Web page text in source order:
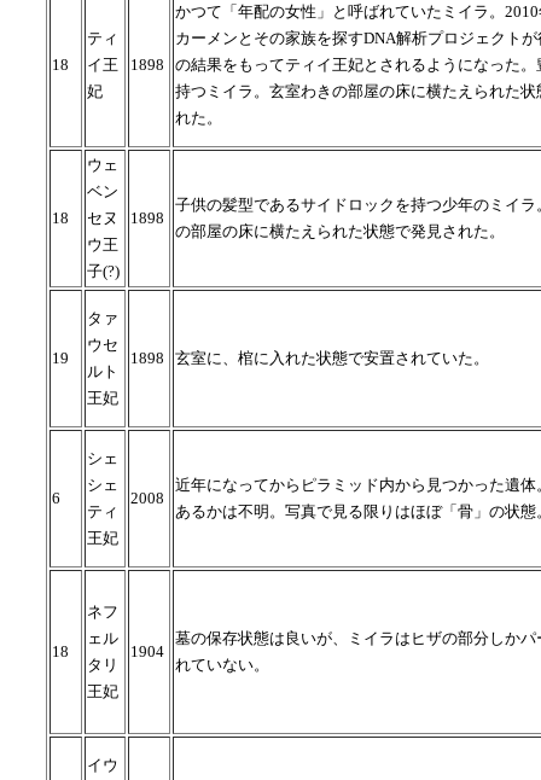
18
ティ
イ王
妃
1898
かつて「年配の女性」と呼ばれていたミイラ。
カーメンとその家族を探すDNA解析プロジェクト
の結果をもってティイ王妃とされるようになった。
持つミイラ。玄室わきの部屋の床に横たえられた状
れた。
18
ウェ
ベン
セヌ
ウ王
子(?)
1898
子供の髪型であるサイドロックを持つ少年のミイラ
の部屋の床に横たえられた状態で発見された。
19
タァ
ウセ
ルト
王妃
1898 玄室に、棺に入れた状態で安置されていた。
6
シェ
シェ
ティ
王妃
2008
近年になってからピラミッド内から見つかった遺体
あるかは不明。写真で見る限りはほぼ「骨」の状態
18
ネフ
ェル
タリ
王妃
1904
墓の保存状態は良いが、ミイラはヒザの部分しかパ
れていない。
イウ